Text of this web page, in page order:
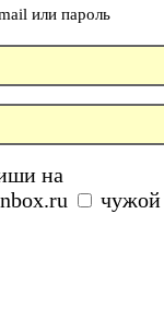
или пароль
на
чужой